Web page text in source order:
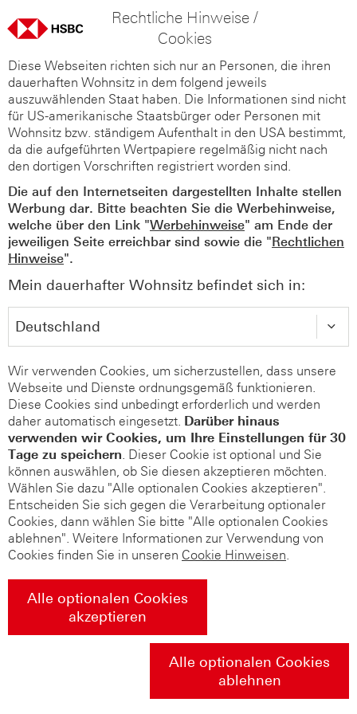
Rechtliche Hinweise /
Cookies
Diese Webseiten richten sich nur an Personen, die ihren
dauerhaften Wohnsitz in dem folgend jeweils
auszuwählenden Staat haben. Die Informationen sind nicht
für US-amerikanische Staatsbürger oder Personen mit
Wohnsitz bzw. ständigem Aufenthalt in den USA bestimmt,
da die aufgeführten Wertpapiere regelmäßig nicht nach
den dortigen Vorschriften registriert worden sind.
Die auf den Internetseiten dargestellten Inhalte stellen
Werbung dar. Bitte beachten Sie die Werbehinweise,
welche über den Link "Werbehinweise" am Ende der
jeweiligen Seite erreichbar sind sowie die "Rechtlichen
Hinweise".
Mein dauerhafter Wohnsitz befindet sich in:
Wir verwenden Cookies, um sicherzustellen, dass unsere
Webseite und Dienste ordnungsgemäß funktionieren.
Diese Cookies sind unbedingt erforderlich und werden
daher automatisch eingesetzt. Darüber hinaus
verwenden wir Cookies, um Ihre Einstellungen für 30
Tage zu speichern. Dieser Cookie ist optional und Sie
können auswählen, ob Sie diesen akzeptieren möchten.
Wählen Sie dazu "Alle optionalen Cookies akzeptieren".
Entscheiden Sie sich gegen die Verarbeitung optionaler
Cookies, dann wählen Sie bitte "Alle optionalen Cookies
ablehnen". Weitere Informationen zur Verwendung von
Cookies finden Sie in unseren Cookie Hinweisen.
Alle optionalen Cookies
akzeptieren
Alle optionalen Cookies
ablehnen